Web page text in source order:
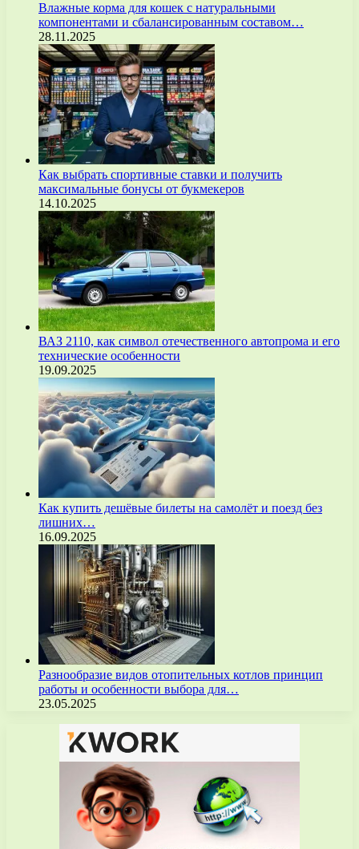
Влажные корма для кошек с натуральными
компонентами и сбалансированным составом…
28.11.2025
Как выбрать спортивные ставки и получить
максимальные бонусы от букмекеров
14.10.2025
ВАЗ 2110, как символ отечественного автопрома и его
технические особенности
19.09.2025
Как купить дешёвые билеты на самолёт и поезд без
лишних…
16.09.2025
Разнообразие видов отопительных котлов принцип
работы и особенности выбора для…
23.05.2025